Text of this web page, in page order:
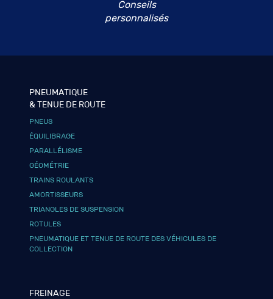
Conseils
personnalisés
PNEUMATIQUE
& TENUE DE ROUTE
PNEUS
ÉQUILIBRAGE
PARALLÉLISME
GÉOMÉTRIE
TRAINS ROULANTS
AMORTISSEURS
TRIANGLES DE SUSPENSION
ROTULES
PNEUMATIQUE ET TENUE DE ROUTE DES VÉHICULES DE
COLLECTION
FREINAGE